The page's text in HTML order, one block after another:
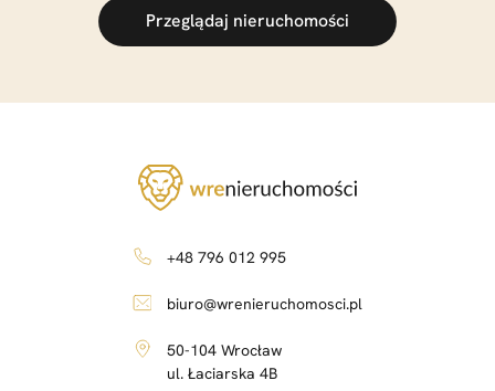
Przeglądaj nieruchomości
+48 796 012 995
biuro@wrenieruchomosci.pl
50-104 Wrocław
ul. Łaciarska 4B